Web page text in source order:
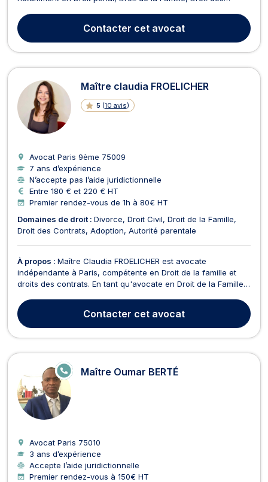
elle défend vos droits lors de diverses procédures, y compris
la garde à vue, les auditions lib...
Contacter cet avocat
Maître claudia FROELICHER
5 (10 avis)
Avocat Paris 9ème 75009
7 ans d’expérience
N’accepte pas l’aide juridictionnelle
Entre 180 € et 220 € HT
Premier rendez-vous de 1h à 80€ HT
Domaines de droit : Divorce Droit Civil Droit de la Famille
Droit des Contrats Adoption Autorité parentale
À propos : Maître Claudia FROELICHER est avocate
indépendante à Paris, compétente en Droit de la famille et
droits des contrats. En tant qu'avocate en Droit de la Famille
chaque étape de leur vie familiale. Elle traite des affaires de
séparation, de divorce, d'autorité parentale,...
Contacter cet avocat
Maître Oumar BERTÉ
E
N
G
E
Avocat Paris 75010
3 ans d’expérience
Accepte l’aide juridictionnelle
Premier rendez-vous à 150€ HT